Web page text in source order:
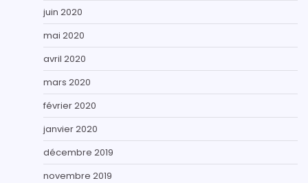
juin 2020
mai 2020
avril 2020
mars 2020
février 2020
janvier 2020
décembre 2019
novembre 2019